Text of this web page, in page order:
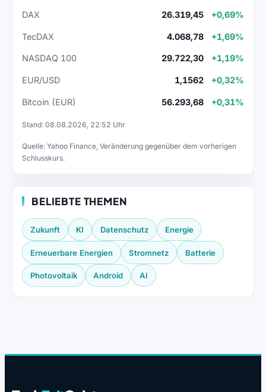
DAX 26.319,45 +0,69%
TecDAX 4.068,78 +1,69%
NASDAQ 100 29.722,30 +1,19%
EUR/USD 1,1562 +0,32%
Bitcoin (EUR) 56.293,68 +0,31%
Stand: 08.08.2026, 22:52 Uhr
Quelle: Yahoo Finance, Veränderung gegenüber dem vorherigen
Schlusskurs.
BELIEBTE THEMEN
Zukunft KI Datenschutz Energie
Erneuerbare Energien Stromnetz Batterie
Photovoltaik Android AI